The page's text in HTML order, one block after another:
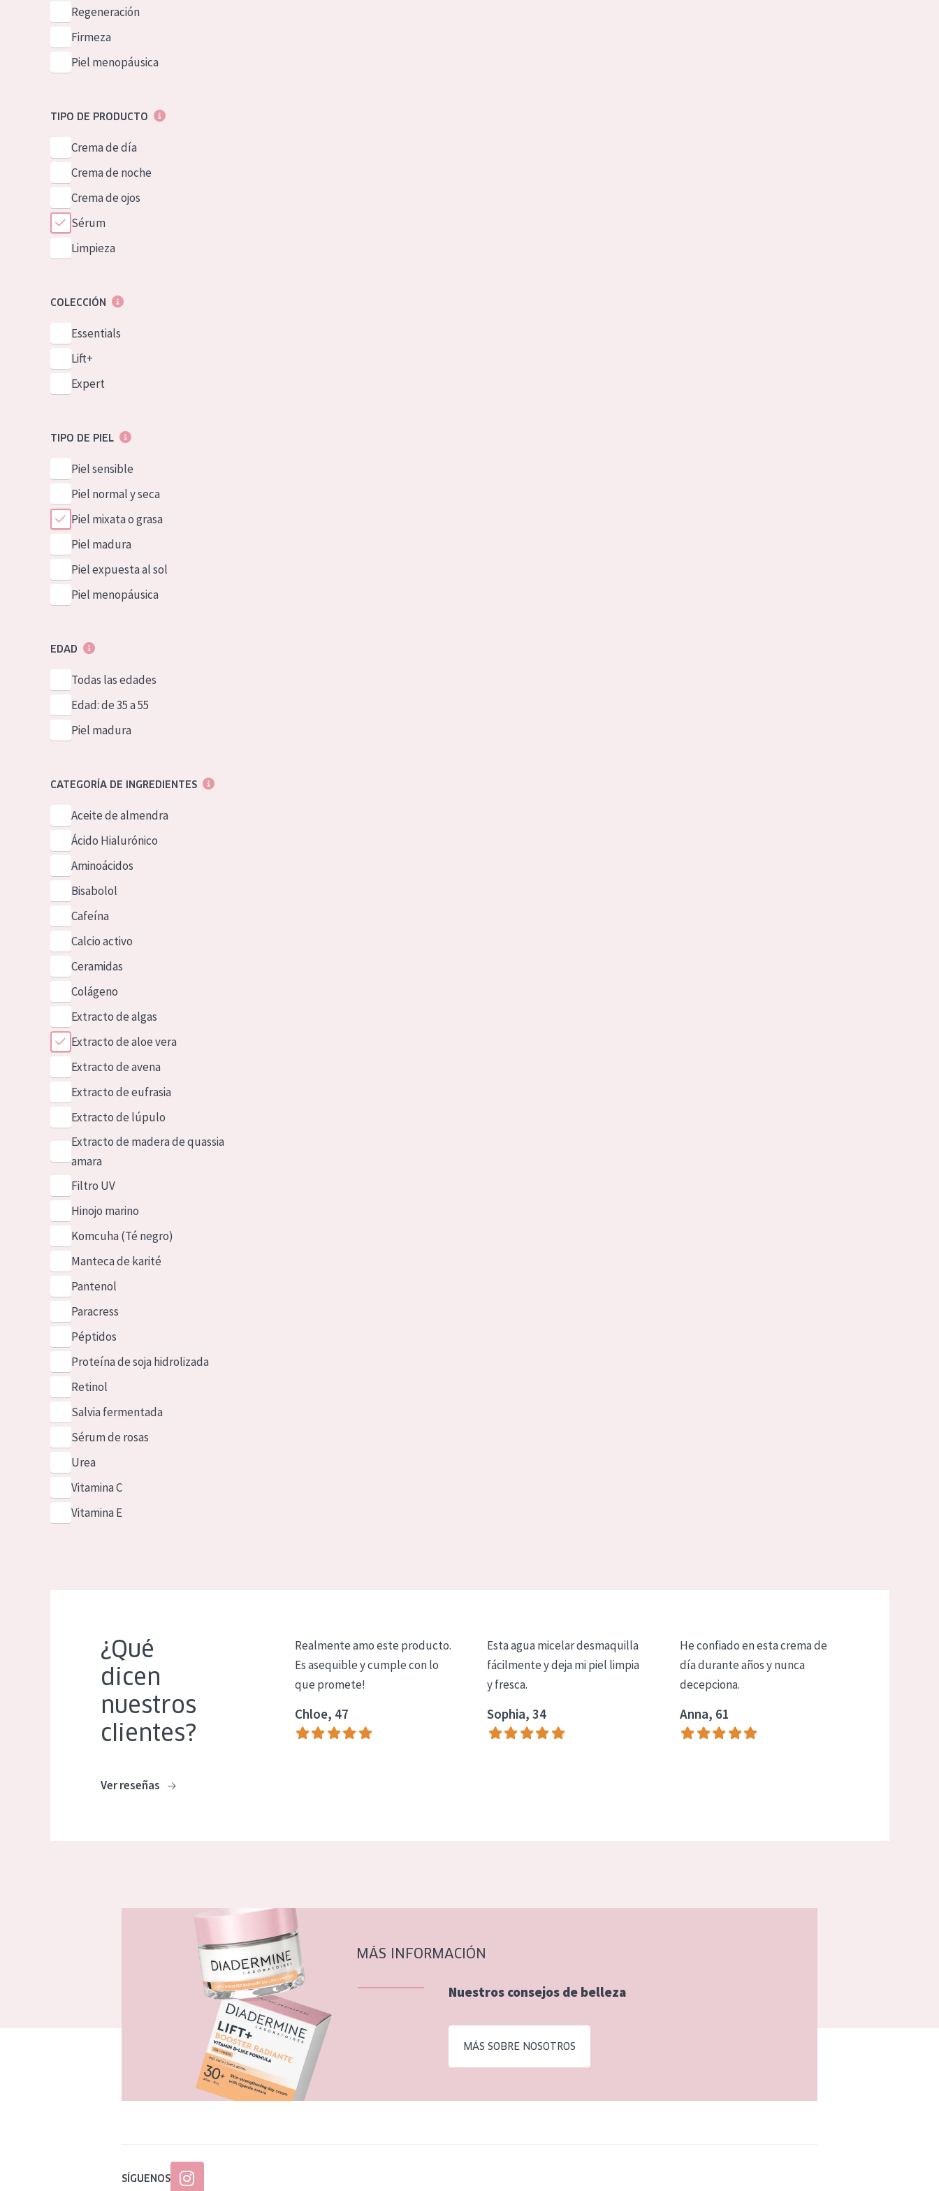
German
Spanish
Greek
Regeneración
Firmeza
Piel menopáusica
TIPO DE PRODUCTO
Crema de día
Crema de noche
Crema de ojos
Sérum
Limpieza
COLECCIÓN
Essentials
Lift+
Expert
TIPO DE PIEL
Piel sensible
Piel normal y seca
Piel mixata o grasa
Piel madura
Piel expuesta al sol
Piel menopáusica
EDAD
Todas las edades
Edad: de 35 a 55
Piel madura
CATEGORÍA DE INGREDIENTES
Aceite de almendra
Ácido Hialurónico
Aminoácidos
Bisabolol
Cafeína
Calcio activo
Ceramidas
Colágeno
Extracto de algas
Extracto de aloe vera
Extracto de avena
Extracto de eufrasia
Extracto de lúpulo
Extracto de madera de quassia
amara
Filtro UV
Hinojo marino
Komcuha (Té negro)
Manteca de karité
Pantenol
Paracress
Péptidos
Proteína de soja hidrolizada
Retinol
Salvia fermentada
Sérum de rosas
Urea
Vitamina C
Vitamina E
¿Qué
dicen
nuestros
clientes?
Ver reseñas
Realmente amo este producto.
Es asequible y cumple con lo
que promete!
Chloe, 47
Esta agua micelar desmaquilla
fácilmente y deja mi piel limpia
y fresca.
Sophia, 34
He confiado en esta crema de
día durante años y nunca
decepciona.
Anna, 61
MÁS INFORMACIÓN
Nuestros consejos de belleza
MÁS SOBRE NOSOTROS
SÍGUENOS